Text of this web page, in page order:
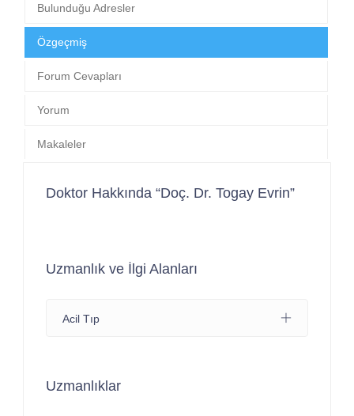
Bulunduğu Adresler
Özgeçmiş
Forum Cevapları
Yorum
Makaleler
Doktor Hakkında “Doç. Dr. Togay Evrin”
Uzmanlık ve İlgi Alanları
Acil Tıp
Uzmanlıklar